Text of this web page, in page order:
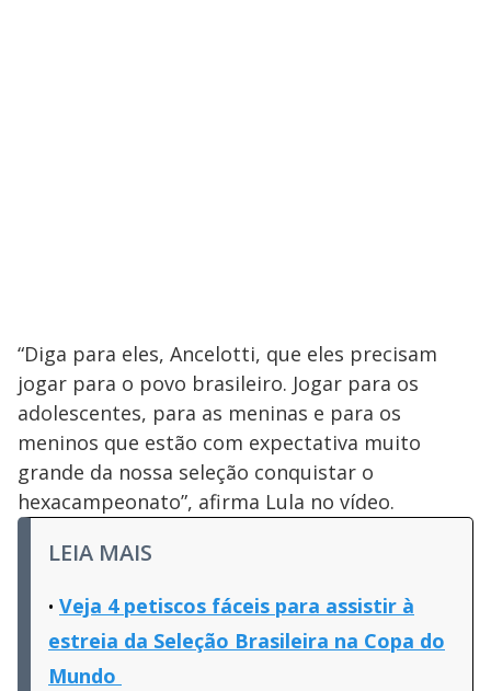
“Diga para eles, Ancelotti, que eles precisam
jogar para o povo brasileiro. Jogar para os
adolescentes, para as meninas e para os
meninos que estão com expectativa muito
grande da nossa seleção conquistar o
hexacampeonato”, afirma Lula no vídeo.
LEIA MAIS
Veja 4 petiscos fáceis para assistir à
estreia da Seleção Brasileira na Copa do
Mundo